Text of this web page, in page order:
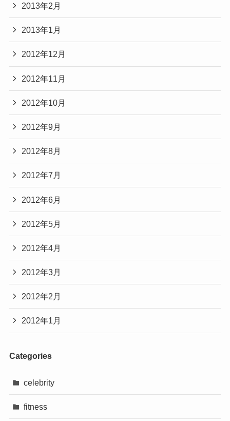
2013年2月
2013年1月
2012年12月
2012年11月
2012年10月
2012年9月
2012年8月
2012年7月
2012年6月
2012年5月
2012年4月
2012年3月
2012年2月
2012年1月
Categories
celebrity
fitness